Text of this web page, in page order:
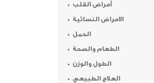
أمراض القلب
الامراض النسائية
الحمل
الطعام والصحة
الطول والوزن
العلاج الطبيعي